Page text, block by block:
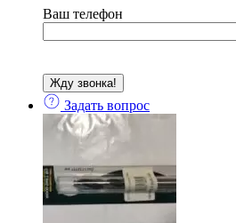
Ваш телефон
Задать вопрос